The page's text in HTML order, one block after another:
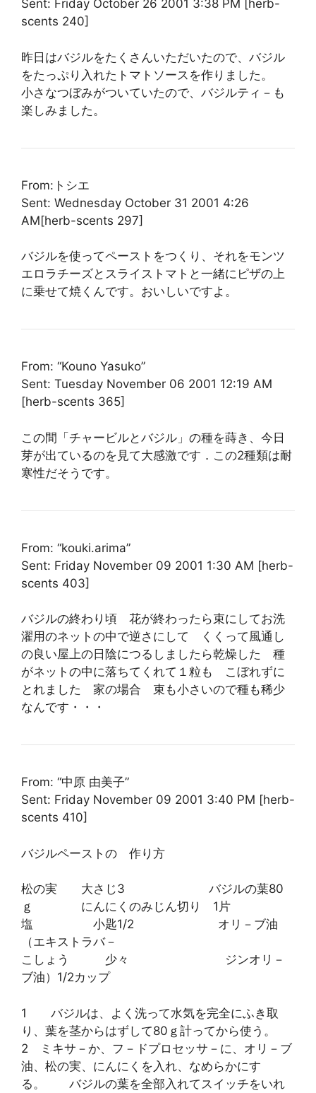
Sent: Friday October 26 2001 3:38 PM [herb-
scents 240]
昨日はバジルをたくさんいただいたので、バジル
をたっぷり入れたトマトソースを作りました。
小さなつぼみがついていたので、バジルティ－も
楽しみました。
From:トシエ
Sent: Wednesday October 31 2001 4:26
AM[herb-scents 297]
バジルを使ってペーストをつくり、それをモンツ
エロラチーズとスライストマトと一緒にピザの上
に乗せて焼くんです。おいしいですよ。
From: “Kouno Yasuko”
Sent: Tuesday November 06 2001 12:19 AM
[herb-scents 365]
この間「チャービルとバジル」の種を蒔き、今日
芽が出ているのを見て大感激です．この2種類は耐
寒性だそうです。
From: “kouki.arima”
Sent: Friday November 09 2001 1:30 AM [herb-
scents 403]
バジルの終わり頃 花が終わったら束にしてお洗
濯用のネットの中で逆さにして くくって風通し
の良い屋上の日陰につるしましたら乾燥した 種
がネットの中に落ちてくれて１粒も こぼれずに
とれました 家の場合 束も小さいので種も稀少
なんです・・・
From: “中原 由美子”
Sent: Friday November 09 2001 3:40 PM [herb-
scents 410]
バジルペーストの 作り方
松の実 大さじ3 バジルの葉80
ｇ にんにくのみじん切り 1片
塩 小匙1/2 オリ－ブ油
（エキストラバ－
こしょう 少々 ジンオリ－
ブ油）1/2カップ
1 バジルは、よく洗って水気を完全にふき取
り、葉を茎からはずして80ｇ計ってから使う。
2 ミキサ－か、フ－ドプロセッサ－に、オリ－ブ
油、松の実、にんにくを入れ、なめらかにす
る。 バジルの葉を全部入れてスイッチをいれ